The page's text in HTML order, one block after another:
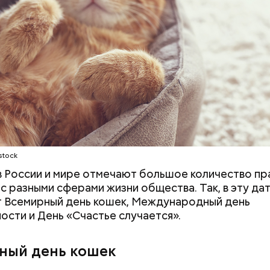
день
праздники
подкаблучника: какие
России и мире отмечают большое количество
с разными сферами жизни общества. Так, в эту
Всемирный день кошек, Международный день
и День «Счастье случается».
день кошек